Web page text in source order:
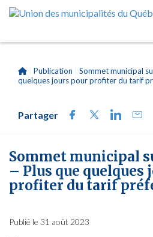
Publication
Sommet municipal
quelques jours pour profiter du tarif
Partager
Sommet municipal
– Plus que quelques
profiter du tarif
Publié le 31 août 2023